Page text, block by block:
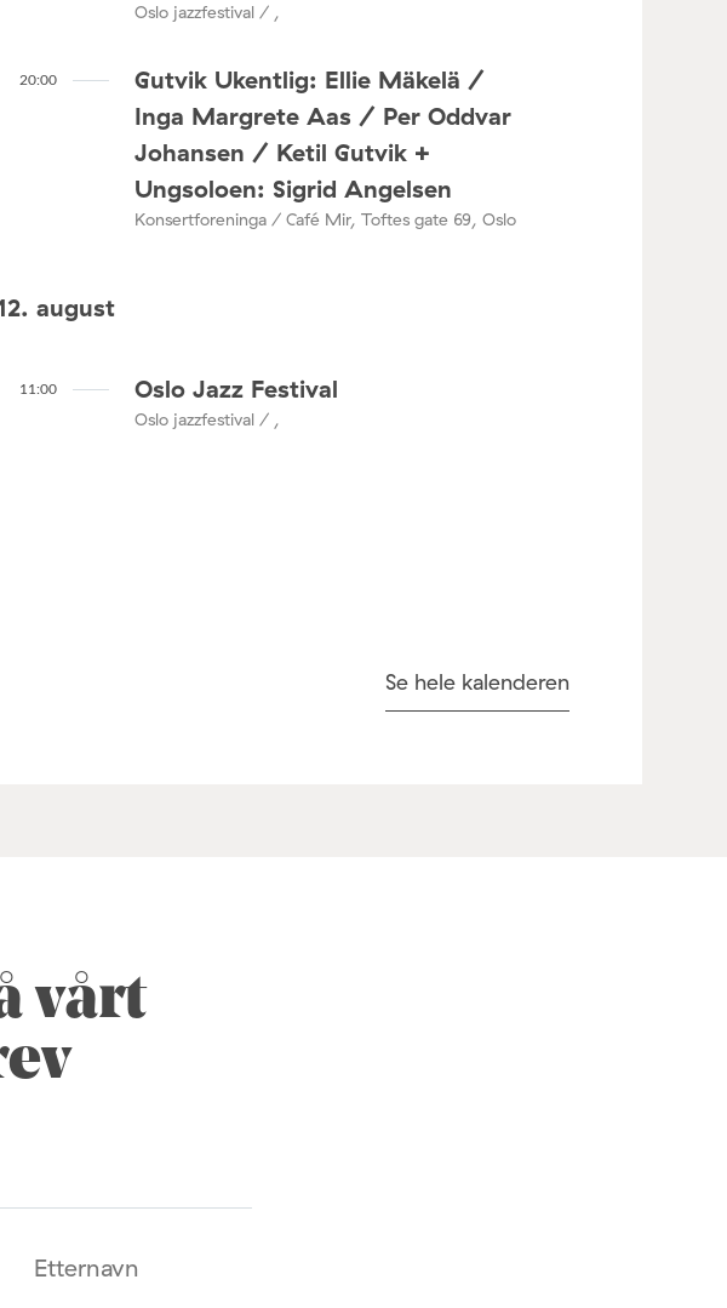
Oslo jazzfestival / ,
20:00
Gutvik Ukentlig: Ellie Mäkelä /
Inga Margrete Aas / Per Oddvar
Johansen / Ketil Gutvik +
Ungsoloen: Sigrid Angelsen
Konsertforeninga / Café Mir, Toftes gate 69, Oslo
august
11:00 Oslo Jazz Festival
Oslo jazzfestival / ,
Se hele kalenderen
vårt